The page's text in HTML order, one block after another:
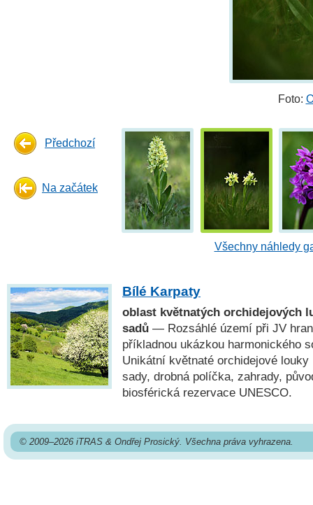
Foto:
Předchozí
Na začátek
Všechny náhledy
Bílé Karpaty
oblast květnatých orchidejových
sadů — Rozsáhlé území při JV
příkladnou ukázkou harmonického
Unikátní květnaté orchidejové
sady, drobná políčka, zahrady,
biosférická rezervace UNESCO.
© 2009–2026 iTRAS & Ondřej Prosický. Všechna práva vyhrazena.